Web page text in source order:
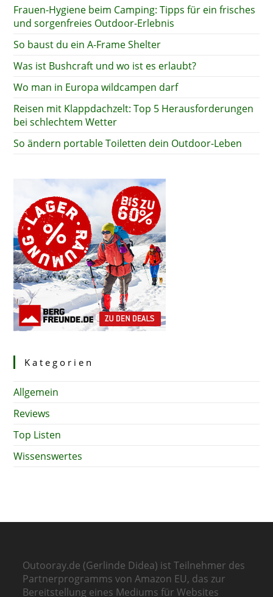
Frauen-Hygiene beim Camping: Tipps für ein frisches
und sorgenfreies Outdoor-Erlebnis
So baust du ein A-Frame Shelter
Was ist Bushcraft und wo ist es erlaubt?
Wo man in Europa wildcampen darf
Reisen mit Klappdachzelt: Top 5 Herausforderungen
bei schlechtem Wetter
So ändern portable Toiletten dein Outdoor-Leben
Kategorien
Allgemein
Reviews
Top Listen
Wissenswertes
Outooray.de (Gerlinde Didea) ist Teilnehmer des
Partnerprogramms von Amazon EU, das zur
Bereitstellung eines Mediums für Websites